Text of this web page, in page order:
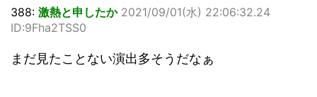
388: 激熱と申したか 2021/09/01(水) 22:06:32.24
ID:9Fha2TSS0
まだ見たことない演出多そうだなぁ